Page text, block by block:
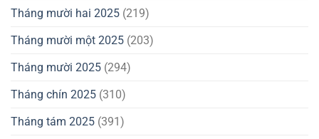
Tháng mười hai 2025 (219)
Tháng mười một 2025 (203)
Tháng mười 2025 (294)
Tháng chín 2025 (310)
Tháng tám 2025 (391)